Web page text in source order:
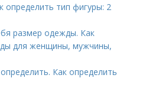
определить тип фигуры: 2
размер одежды. Как
для женщины, мужчины,
Как определить